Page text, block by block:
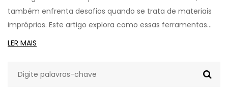
também enfrenta desafios quando se trata de materiais
impróprios. Este artigo explora como essas ferramentas
são utilizadas para gerar esse tipo de conteúdo, os perigos
ética nesse cenário. Entenda também o impacto e as
LER MAIS